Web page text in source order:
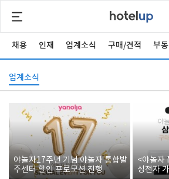
채용 인재 업계소식 구매/견적 부
업계소식
야놀자17주년 기념 야놀자 통합발
주센터 할인 프로모션 진행
<야놀자
성전자